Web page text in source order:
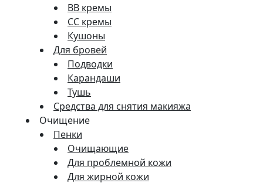
BB кремы
СС кремы
Кушоны
Для бровей
Подводки
Карандаши
Тушь
Средства для снятия макияжа
Очищение
Пенки
Очищающие
Для проблемной кожи
Для жирной кожи